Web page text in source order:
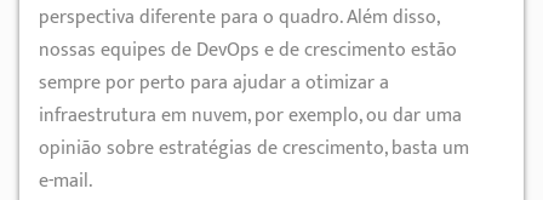
perspectiva diferente para o quadro. Além disso,
nossas equipes de DevOps e de crescimento estão
sempre por perto para ajudar a otimizar a
infraestrutura em nuvem, por exemplo, ou dar uma
opinião sobre estratégias de crescimento, basta um
e-mail.